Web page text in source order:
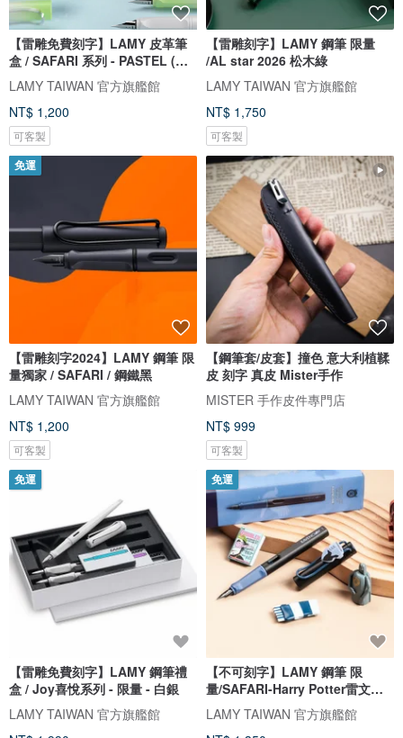
【雷雕免費刻字】LAMY 皮革筆
盒 / SAFARI 系列 - PASTEL (多
選)
LAMY TAIWAN 官方旗艦館
NT$ 1,200
可客製
【雷雕刻字】LAMY 鋼筆 限量
/AL star 2026 松木綠
LAMY TAIWAN 官方旗艦館
NT$ 1,750
可客製
免運
【雷雕刻字2024】LAMY 鋼筆 限
量獨家 / SAFARI / 鋼鐵黑
LAMY TAIWAN 官方旗艦館
NT$ 1,200
可客製
【鋼筆套/皮套】撞色 意大利植鞣
皮 刻字 真皮 Mister手作
MISTER 手作皮件專門店
NT$ 999
可客製
免運
【雷雕免費刻字】LAMY 鋼筆禮
盒 / Joy喜悅系列 - 限量 - 白銀
LAMY TAIWAN 官方旗艦館
免運
【不可刻字】LAMY 鋼筆 限
量/SAFARI-Harry Potter雷文克
勞 藍色
LAMY TAIWAN 官方旗艦館